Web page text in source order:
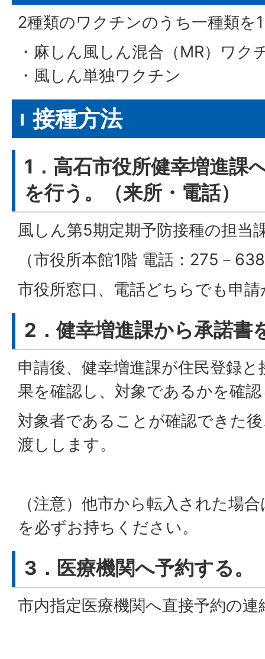
2種類のワクチンのうち一種類を
・麻しん風しん混合（MR）ワク
・風しん単独ワクチン
接種方法
1．高石市役所健幸増進課
を行う。（来所・電話）
風しん第5期定期予防接種の担当
（市役所本館1階 電話：275－
市役所窓口、電話どちらでも申
2．健幸増進課から承諾書
申請後、健幸増進課が住民登録
果を確認し、対象であるかを確
対象者であることが確認できた
渡しします。
（注意）他市から転入された場
を必ずお持ちください。
3．医療機関へ予約する。
市内指定医療機関へ直接予約の